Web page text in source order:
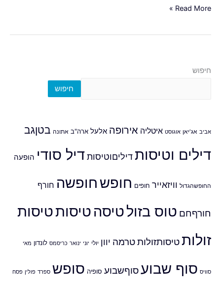
Read More »
חיפוש
חיפוש
אביב אג'יאן אוגוסט איטליה אירופה אלעל ארה"ב אתונה בטןגב
דילים וטיסותדיליםוטיסותדיל סודי הופעה
החופשהגדול וויזאייר חופים חופשחופשה חורף
חורףחם טוס בזולטיסה טיסותטיסות
זולותטיסותזולותטרמה יוון יולי יוני ינואר כריסמס לונדון מאי
סוויס סוף שבועסוףשבוע סופיה סופש ספרד פולין פסח